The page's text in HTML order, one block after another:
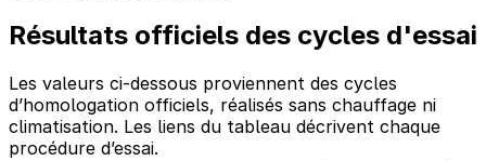
Résultats officiels des cycles d'essai
Les valeurs ci-dessous proviennent des cycles
d’homologation officiels, réalisés sans chauffage ni
climatisation. Les liens du tableau décrivent chaque
procédure d’essai.